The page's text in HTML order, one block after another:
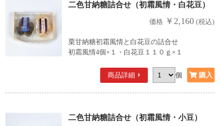
二色甘納糖詰合せ（初霜風情・白花豆）
価格 ￥2,160(税込)
栗甘納糖初霜風情と白花豆の詰合せ
初霜風情4個×１・白花豆１１０ｇ×１
商品詳細 個
二色甘納糖詰合せ（初霜風情・小豆）